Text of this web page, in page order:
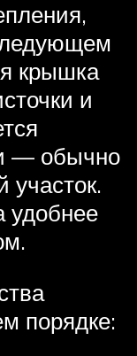
крышка
и
— обычно
участок.
удобнее
порядке: